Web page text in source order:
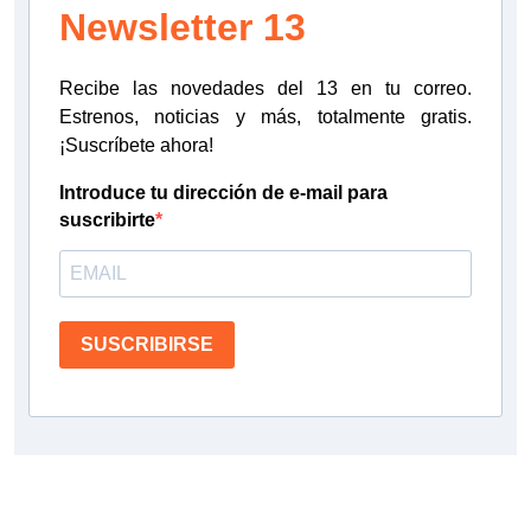
Newsletter 13
Recibe las novedades del 13 en tu correo.
Estrenos, noticias y más, totalmente gratis.
¡Suscríbete ahora!
Introduce tu dirección de e-mail para
suscribirte
SUSCRIBIRSE